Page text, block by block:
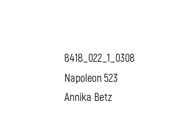
8418_022_1_0308
Napoleon 523
Annika Betz